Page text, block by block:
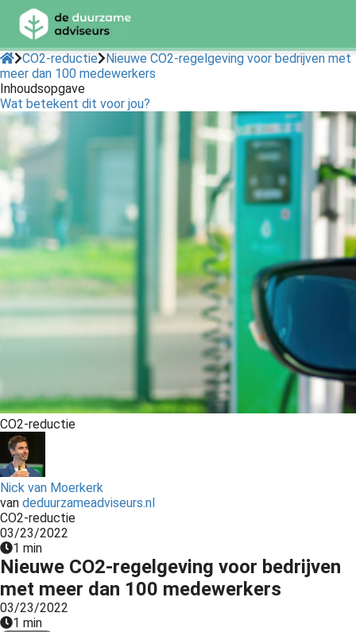
CO2-reductie
Nieuwe CO2-regelgeving voor bedrijven met
meer dan 100 medewerkers
Inhoudsopgave
Wat betekent dit voor jou?
CO2-reductie
Nick van Moerkerk
van deduurzameadviseurs.nl
CO2-reductie
03/23/2022
1 min
Nieuwe CO2-regelgeving voor bedrijven
met meer dan 100 medewerkers
03/23/2022
1 min
Policy
zijn
om
gebruikt
worden
om
te
over
van
op